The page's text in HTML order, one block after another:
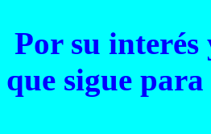
Por su interés
que sigue